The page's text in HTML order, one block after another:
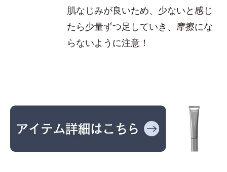
肌なじみが良いため、少ないと感じ
たら少量ずつ足していき、摩擦にな
らないように注意！